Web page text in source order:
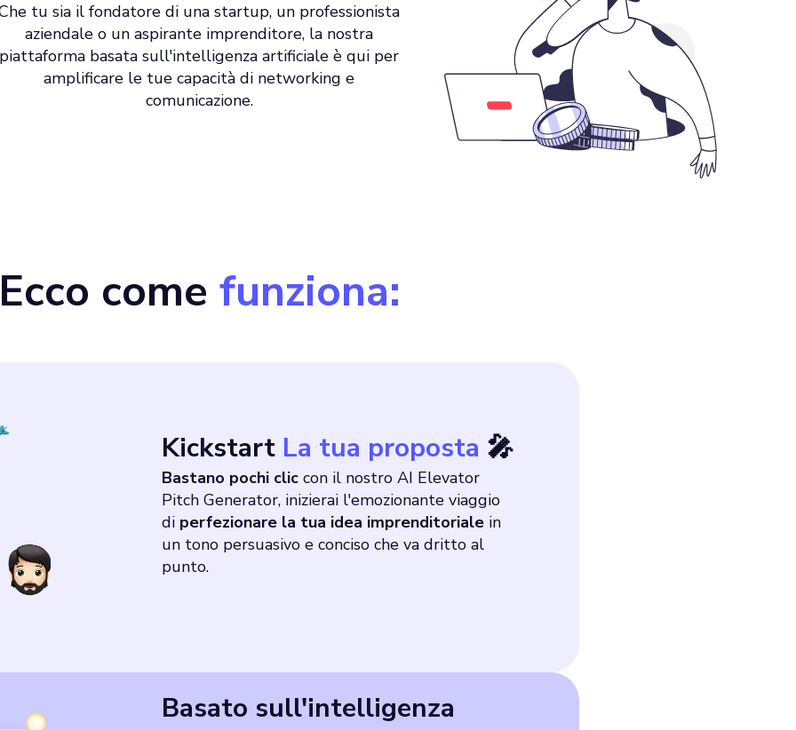
tu sia il fondatore di una startup, un professionista
aziendale o un aspirante imprenditore, la nostra
piattaforma basata sull'intelligenza artificiale è qui per
amplificare le tue capacità di networking e
comunicazione.
come funziona:
Kickstart La tua proposta 🎤
Bastano pochi clic con il nostro AI Elevator
Pitch Generator, inizierai l'emozionante viaggio
di perfezionare la tua idea imprenditoriale in
un tono persuasivo e conciso che va dritto al
punto.
Basato sull'intelligenza